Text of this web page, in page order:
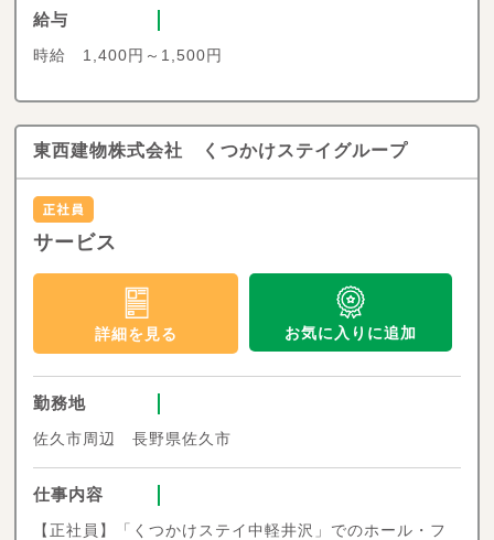
給与
時給 1,400円～1,500円
東西建物株式会社 くつかけステイグループ
サービス
詳細を見る お気に入りに追加
勤務地
佐久市周辺 長野県佐久市
仕事内容
【正社員】「くつかけステイ中軽井沢」でのホール・フ